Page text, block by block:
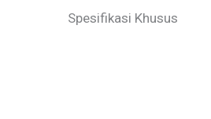
Spesifikasi Khusus